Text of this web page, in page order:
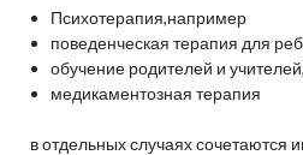
Психотерапия,например
поведенческая терапия для
обучение родителей и
медикаментозная терапия
в отдельных случаях сочетаются